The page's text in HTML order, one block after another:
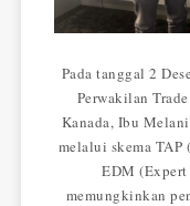
Pada tanggal 2
Perwakilan
Kanada, Ibu
melalui skema TAP
EDM
memungkinkan